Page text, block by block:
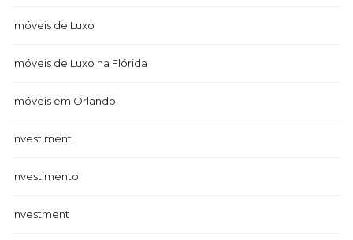
Imóveis de Luxo
Imóveis de Luxo na Flórida
Imóveis em Orlando
Investiment
Investimento
Investment